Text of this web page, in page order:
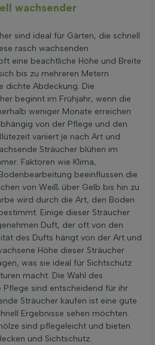
wachsender
sind ideal für Gärten, die schnell
rasch wachsenden
eine beachtliche Höhe und Breite
bis zu mehreren Metern
dichte Abdeckung. Die
beginnt im Frühjahr, wenn die
weniger Monate erreichen
von der Pflege und den
variiert je nach Art und
Sträucher blühen im
Faktoren wie Klima,
beeinflussen die
von Weiß über Gelb bis hin zu
wird durch die Art, den Boden
Einige dieser Sträucher
Duft, der oft von den
des Dufts hängt von der Art und
Höhe dieser Sträucher
was sie ideal für Sichtschutz
macht. Die Wahl des
sind entscheidend für ihr
Sträucher kaufen ist eine gute
Ergebnisse sehen möchten.
sind pflegeleicht und bieten
und Sichtschutz.